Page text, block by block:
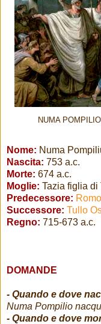
NUMA
Nome: Numa
Nascita: 753 a.c.
Morte: 674 a.c.
Moglie: Tazia figlia di
Predecessore:
Successore: Tullo
Regno: 715-673 a.c.
DOMANDE
- Quando e dove
Numa Pompilio
- Quando e dove